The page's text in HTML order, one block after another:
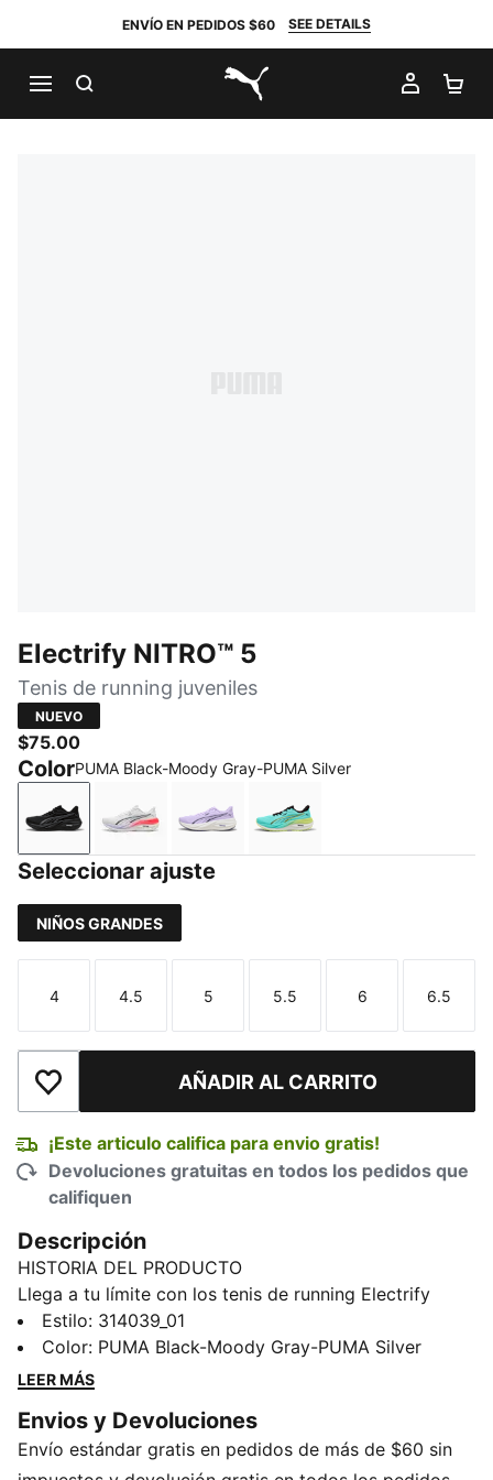
ENVÍO EN PEDIDOS $60 SEE DETAILS
PUMA.com
MI
Electrify NITRO™ 5
Tenis de running juveniles
NUEVO
$75.00
ColorPUMA Black-Moody Gray-PUMA Silver
PUMA Black-Moody Gray-PUMA Silver
PUMA White-Ultra Red-Light Lavender-
Light Lavender-Inky Depths-
Intense Mint-Sunny
Seleccionar ajuste
NIÑOS GRANDES
Talla
4
Talla
4.5
Talla
5
Talla
5.5
Talla
6
Talla
6.5
Añadir a la lista de deseosAÑADIR AL CARRITO
¡Este articulo califica para envio gratis!
Devoluciones gratuitas en todos los pedidos que
califiquen
Descripción
HISTORIA DEL PRODUCTO
Llega a tu límite con los tenis de running Electrify
NITRO™ 5. Combinan NITROFOAM™ y PROFOAM para
amortiguar tu pisada e impulsarte kilómetro tras
kilómetro. Los detalles transpirables te ayudan a
agarre asegura tus aterrizajes.
DETALLES
Estilo: 314039_01
Color: PUMA Black-Moody Gray-PUMA Silver
LEER MÁS
Envios y Devoluciones
Envío estándar gratis en pedidos de más de $60 sin